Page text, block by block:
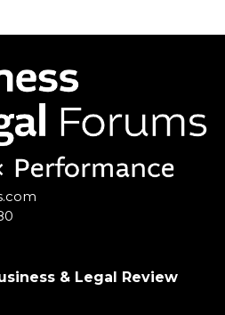
& Legal Review